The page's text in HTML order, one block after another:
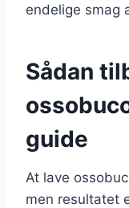
endelige smag
Sådan
guide
At lave
men resultatet